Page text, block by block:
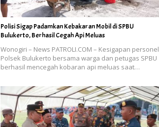
Polisi Sigap Padamkan Kebakaran Mobil di SPBU
Bulukerto, Berhasil Cegah Api Meluas
Wonogiri – News PATROLI.COM – Kesigapan personel
Polsek Bulukerto bersama warga dan petugas SPBU
berhasil mencegah kobaran api meluas saat…